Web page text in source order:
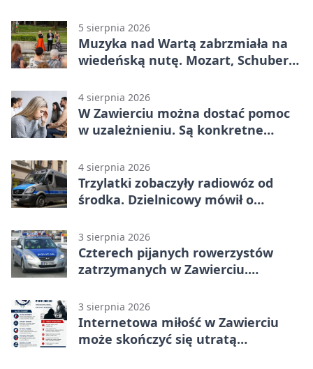
5 sierpnia 2026
Muzyka nad Wartą zabrzmiała na
wiedeńską nutę. Mozart, Schubert i
4 sierpnia 2026
W Zawierciu można dostać pomoc
w uzależnieniu. Są konkretne
4 sierpnia 2026
Trzylatki zobaczyły radiowóz od
środka. Dzielnicowy mówił o
3 sierpnia 2026
Czterech pijanych rowerzystów
zatrzymanych w Zawierciu.
3 sierpnia 2026
Internetowa miłość w Zawierciu
może skończyć się utratą